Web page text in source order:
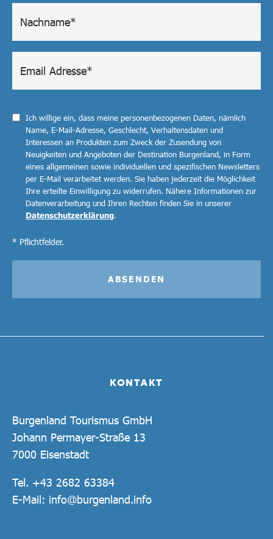
KONTAKT
Burgenland Tourismus GmbH
Johann Permayer-Straße 13
7000 Eisenstadt
Tel. +43 2682 63384
E-Mail: info@burgenland.info
Ich willige ein, dass meine personenbezogenen Daten, nämlich
Name, E-Mail-Adresse, Geschlecht, Verhaltensdaten und
Interessen an Produkten zum Zweck der Zusendung von
Neuigkeiten und Angeboten der Destination Burgenland, in Form
eines allgemeinen sowie individuellen und spezifischen Newsletters
per E-Mail verarbeitet werden. Sie haben jederzeit die Möglichkeit
Ihre erteilte Einwilligung zu widerrufen. Nähere Informationen zur
Datenverarbeitung und Ihren Rechten finden Sie in unserer
Datenschutzerklärung.
* Pflichtfelder.
ABSENDEN